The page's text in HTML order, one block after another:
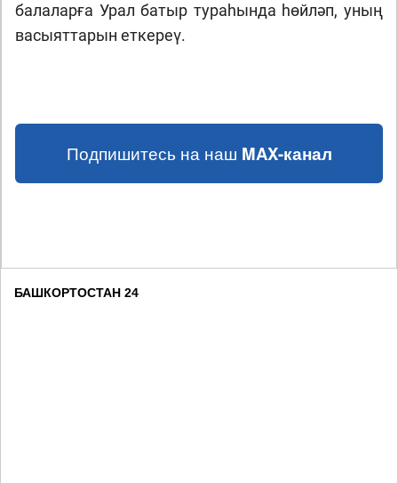
балаларға Урал батыр тураһында һөйләп, уның
васыяттарын еткереү.
Подпишитесь на наш MAX-канал
БАШКОРТОСТАН 24